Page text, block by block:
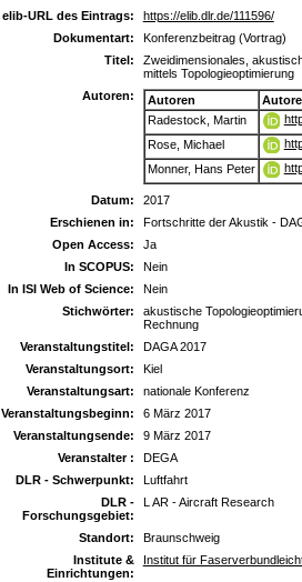
elib-URL des Eintrags:
https://elib.dlr.de/111596/
Dokumentart:
Konferenzbeitrag (Vortrag)
Titel:
Zweidimensionales,
mittels Topologieoptimierung
Autoren:
Autoren
Radestock, Martin
Rose, Michael
Monner, Hans Peter
Datum:
2017
Erschienen in:
Fortschritte der Akustik -
Open Access:
Ja
In SCOPUS:
Nein
In ISI Web of Science:
Nein
Stichwörter:
akustische
Rechnung
Veranstaltungstitel:
DAGA 2017
Veranstaltungsort:
Kiel
Veranstaltungsart:
nationale Konferenz
Veranstaltungsbeginn:
6 März 2017
Veranstaltungsende:
9 März 2017
Veranstalter :
DEGA
DLR - Schwerpunkt:
Luftfahrt
DLR -
Forschungsgebiet:
L AR - Aircraft Research
Standort:
Braunschweig
Institute &
Einrichtungen:
Institut für